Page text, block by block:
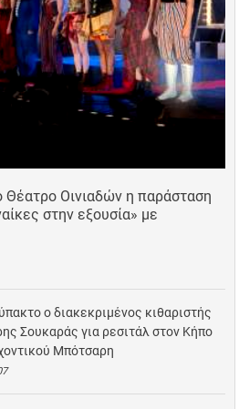
Θέατρο Οινιαδών η παράσταση
στην εξουσία» με
ο διακεκριμένος κιθαριστής
Σουκαράς για ρεσιτάλ στον Κήπο
Μπότσαρη